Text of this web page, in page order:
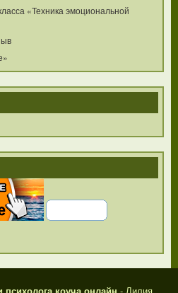
«Техника эмоциональной